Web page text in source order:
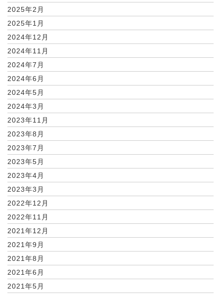
2025年2月
2025年1月
2024年12月
2024年11月
2024年7月
2024年6月
2024年5月
2024年3月
2023年11月
2023年8月
2023年7月
2023年5月
2023年4月
2023年3月
2022年12月
2022年11月
2021年12月
2021年9月
2021年8月
2021年6月
2021年5月